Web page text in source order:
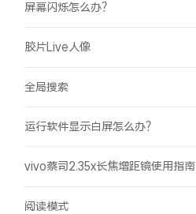
屏幕闪烁怎么办？
胶片Live人像
全局搜索
运行软件显示白屏怎么办？
vivo蔡司2.35x长焦增距镜使用指南
阅读模式